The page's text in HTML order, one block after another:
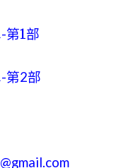
第1部
第2部